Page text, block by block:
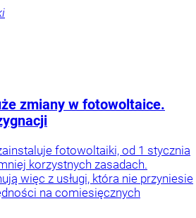
zmiany w fotowoltaice.
fotowoltaiki, od 1 stycznia
korzystnych zasadach.
więc z usługi, która nie przyniesie
na comiesięcznych